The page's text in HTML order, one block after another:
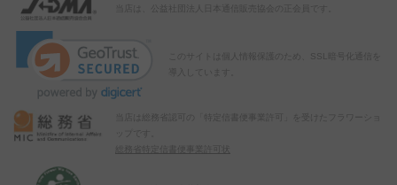
当店は、公益社団法人日本通信販売協会の正会員です。
このサイトは個人情報保護のため、SSL暗号化通信を
導入しています。
当店は総務省認可の「特定信書便事業許可」を受けたフラワーショ
総務省特定信書便事業許可状